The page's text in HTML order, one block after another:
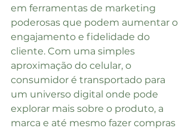
em ferramentas de marketing
poderosas que podem aumentar o
engajamento e fidelidade do
cliente. Com uma simples
aproximação do celular, o
consumidor é transportado para
um universo digital onde pode
explorar mais sobre o produto, a
marca e até mesmo fazer compras